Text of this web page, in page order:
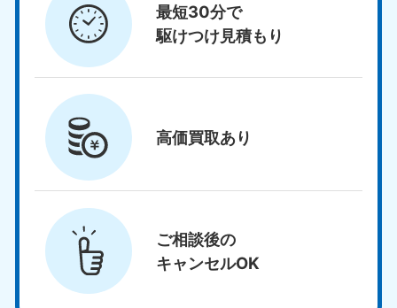
最短30分で
駆けつけ見積もり
高価買取あり
ご相談後の
キャンセルOK